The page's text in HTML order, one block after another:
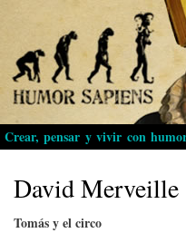
Crear, pensar y vivir con
David Merveille
Tomás y el circo